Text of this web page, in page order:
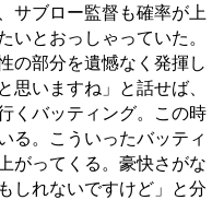
サブロー監督も確率が上
いとおっしゃっていた。
の部分を遺憾なく発揮し
思いますね」と話せば、
くバッティング。この時
る。こういったバッティ
がってくる。豪快さがな
しれないですけど」と分